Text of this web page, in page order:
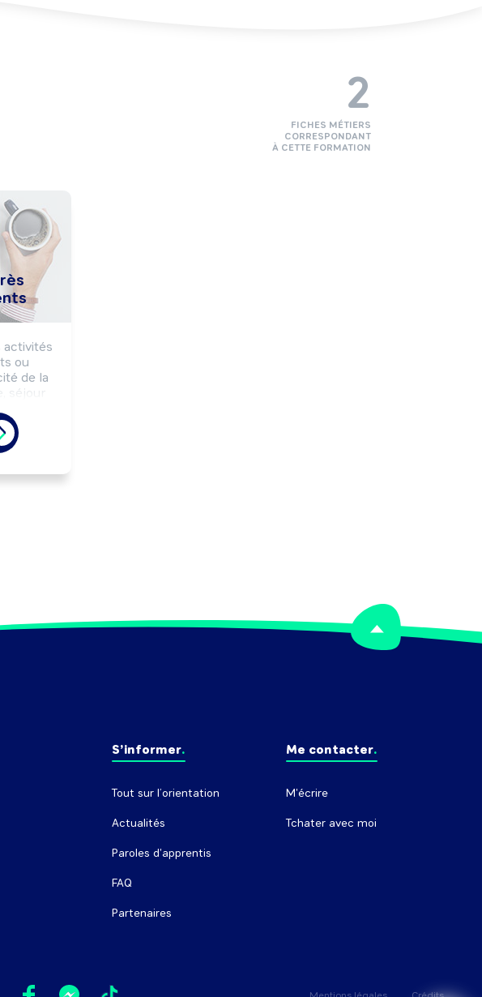
activités
ou
de la
séjour
ou
de
2
FICHES MÉTIERS
CORRESPONDANT
À CETTE FORMATION
S’informer
Tout sur l’orientation
Actualités
Paroles d'apprentis
FAQ
Partenaires
Me contacter
M'écrire
Tchater avec moi